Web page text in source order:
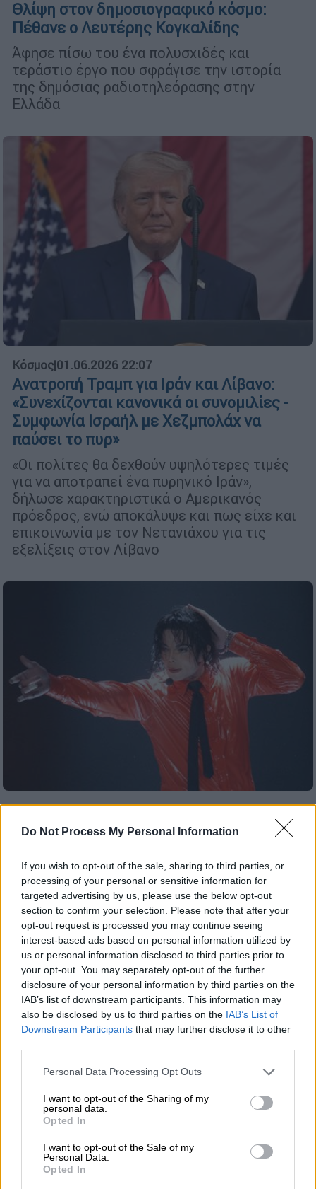
Do Not Process My Personal Information
If you wish to opt-out of the sale, sharing to third parties, or
processing of your personal or sensitive information for
targeted advertising by us, please use the below opt-out
section to confirm your selection. Please note that after your
opt-out request is processed you may continue seeing
interest-based ads based on personal information utilized by
us or personal information disclosed to third parties prior to
your opt-out. You may separately opt-out of the further
disclosure of your personal information by third parties on the
IAB’s list of downstream participants. This information may
also be disclosed by us to third parties on the IAB’s List of
Downstream Participants that may further disclose it to other
Please note that this website/app uses one or more Google
not limited to your visit or usage behaviour. You may click to
grant or deny consent to Google and its third-party tags to
use your data for below specified purposes in below Google
consent section.
Personal Data Processing Opt Outs
I want to opt-out of the Sharing of my
personal data.
Opted In
I want to opt-out of the Sale of my
Personal Data.
Opted In
Θλίψη στον δημοσιογραφικό κόσμο:
Πέθανε ο Λευτέρης Κογκαλίδης
Άφησε πίσω του ένα πολυσχιδές και
τεράστιο έργο που σφράγισε την ιστορία
της δημόσιας ραδιοτηλεόρασης στην
Ελλάδα
Κόσμος|01.06.2026 22:07
Ανατροπή Τραμπ για Ιράν και Λίβανο:
«Συνεχίζονται κανονικά οι συνομιλίες -
Συμφωνία Ισραήλ με Χεζμπολάχ να
παύσει το πυρ»
«Οι πολίτες θα δεχθούν υψηλότερες τιμές
για να αποτραπεί ένα πυρηνικό Ιράν»,
δήλωσε χαρακτηριστικά ο Αμερικανός
πρόεδρος, ενώ αποκάλυψε και πως είχε και
επικοινωνία με τον Νετανιάχου για τις
εξελίξεις στον Λίβανο
Τηλεόραση|01.06.2026 22:00
Το νέο ντοκιμαντέρ του Netflix για τη
φως άγνωστες μαρτυρίες 20 χρόνια
μετά
Το «Michael Jackson: The Verdict» θα κάνει
πρεμιέρα στο Netflix στις 3 Ιουνίου